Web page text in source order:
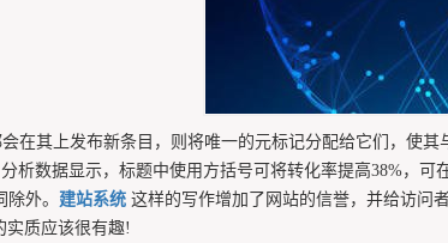
在其上发布新条目，则将唯一的元标记分配给它们，使其
析数据显示，标题中使用方括号可将转化率提高38%，
外。 建站系统 这样的写作增加了网站的信誉，并给访问
的实质应该很有趣!